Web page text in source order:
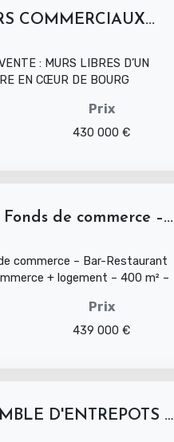
COMMERCIAUX...
: MURS LIBRES D’UN
EN CŒUR DE BOURG
Prix
430 000 €
de commerce –...
commerce – Bar-Restaurant
+ logement – 400 m² –
Prix
439 000 €
A VENDRE ENSEMBLE D'ENTREPOTS ZONE...